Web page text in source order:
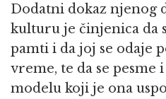
Dodatni dokaz njenog
kulturu je činjenica da
pamti i da joj se odaje
vreme, te da se pesme
modelu koji je ona